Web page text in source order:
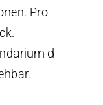
Pro
d-